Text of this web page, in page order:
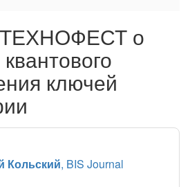
ТЕХНОФЕСТ о
ключей
Кольский, BIS Journal